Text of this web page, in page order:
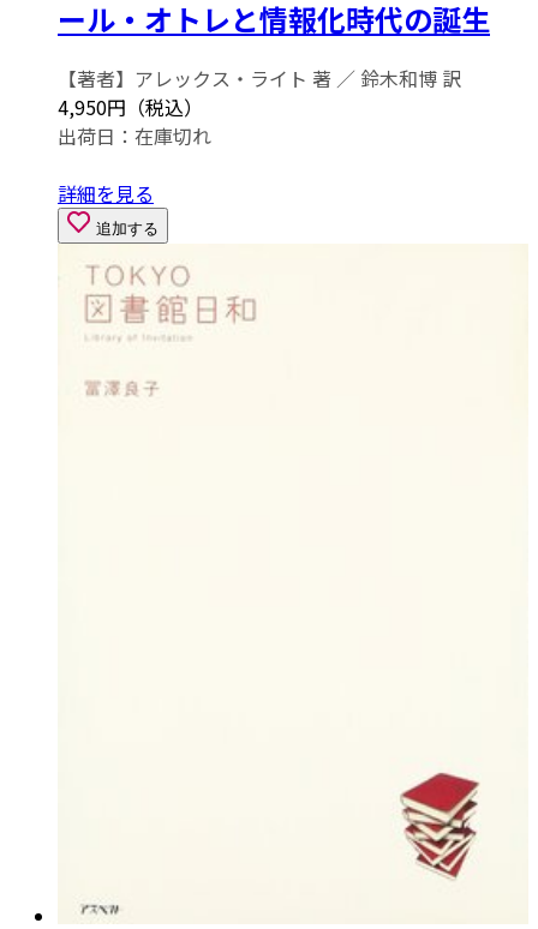
ール・オトレと情報化時代の誕生
【著者】アレックス・ライト 著 ／ 鈴木和博 訳
4,950円（税込）
出荷日： 在庫切れ
詳細を見る
追加する